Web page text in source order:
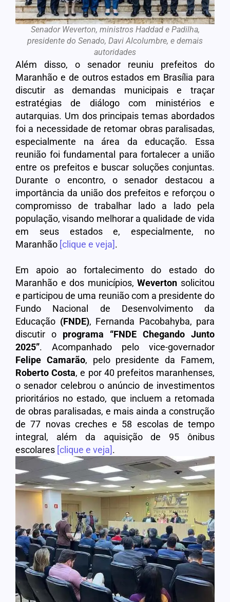
Senador Weverton, ministros Haddad e Padilha,
presidente do Senado, Davi Alcolumbre, e demais
autoridades
Além disso, o senador reuniu prefeitos do
Maranhão e de outros estados em Brasília para
discutir as demandas municipais e traçar
estratégias de diálogo com ministérios e
autarquias. Um dos principais temas abordados
foi a necessidade de retomar obras paralisadas,
especialmente na área da educação. Essa
reunião foi fundamental para fortalecer a união
entre os prefeitos e buscar soluções conjuntas.
Durante o encontro, o senador destacou a
importância da união dos prefeitos e reforçou o
compromisso de trabalhar lado a lado pela
população, visando melhorar a qualidade de vida
em seus estados e, especialmente, no
Maranhão [clique e veja].
Em apoio ao fortalecimento do estado do
Maranhão e dos municípios,Weverton solicitou
e participou de uma reunião com a presidente do
Fundo Nacional de Desenvolvimento da
Educação (FNDE), Fernanda Pacobahyba, para
discutir o programa
“FNDE Chegando Junto
2025”. Acompanhado pelo vice-governador
Felipe Camarão, pelo presidente da Famem,
Roberto Costa, e por 40 prefeitos maranhenses,
o senador celebrou o anúncio de investimentos
prioritários no estado, que incluem a retomada
de obras paralisadas, e mais ainda a construção
de 77 novas creches e 58 escolas de tempo
integral, além da aquisição de 95 ônibus
escolares [clique e veja].